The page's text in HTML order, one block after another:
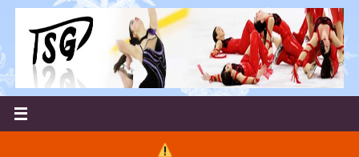
Passer
contenu